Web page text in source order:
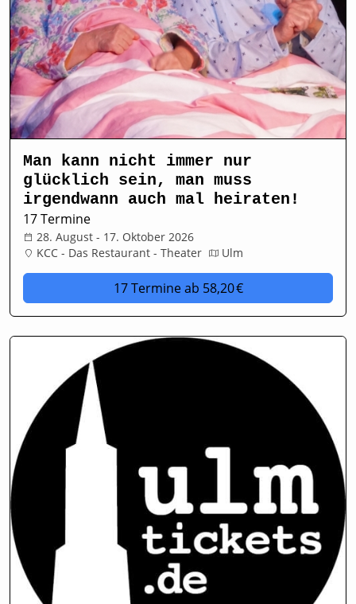
Man kann nicht immer nur
glücklich sein, man muss
irgendwann auch mal heiraten!
17 Termine
28. August - 17. Oktober 2026
KCC - Das Restaurant - Theater
Ulm
17 Termineab 58,20 €